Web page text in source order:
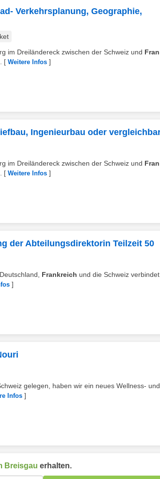
Verkehrsplanung, Geographie,
im Dreiländereck zwischen der Schweiz und
[ Weitere Infos ]
Ingenieurbau oder
im Dreiländereck zwischen der Schweiz und
[ Weitere Infos ]
der Abteilungsdirektorin Teilzeit 50
Frankreich und die Schweiz
]
gelegen, haben wir ein neues Wellness- und
Infos ]
Breisgau erhalten.